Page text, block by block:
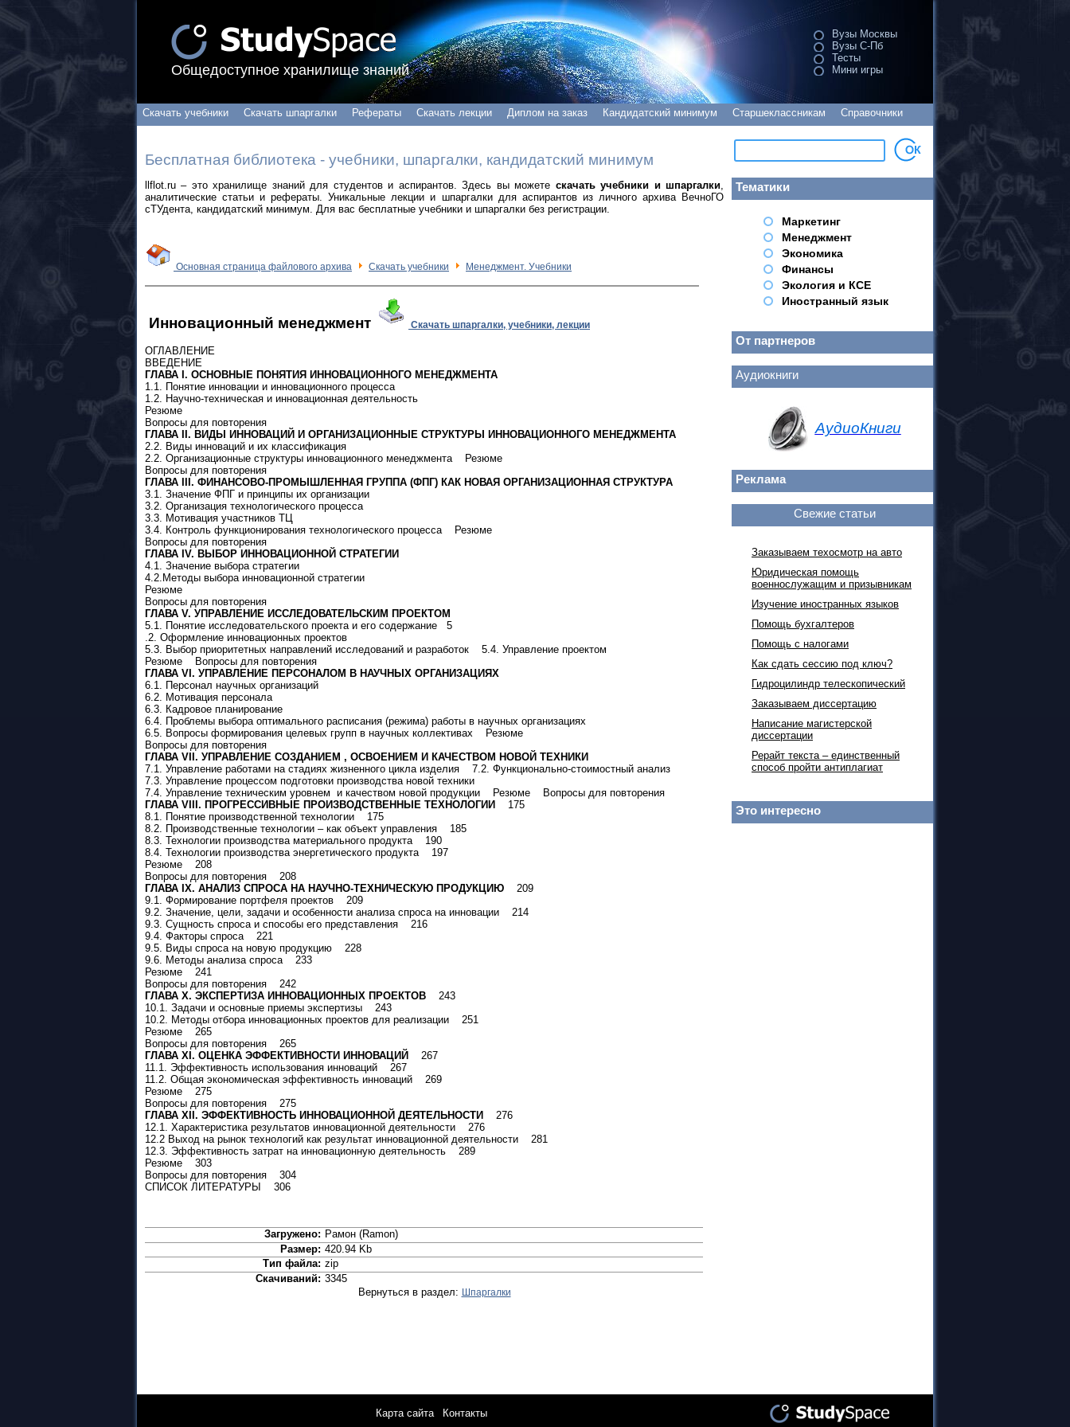
Общедоступное хранилище знаний
Вузы Москвы
Вузы С-Пб
Тесты
Мини игры
Скачать учебники Скачать шпаргалки Рефераты Скачать лекции Диплом на заказ Кандидатский минимум Старшеклассникам Справочники
Бесплатная библиотека - учебники, шпаргалки, кандидатский минимум
llflot.ru – это хранилище знаний для студентов и аспирантов. Здесь вы можете скачать учебники и шпаргалки
аналитические статьи и рефераты. Уникальные лекции и шпаргалки для аспирантов из личного архива ВечноГО
сТУдента, кандидатский минимум. Для вас бесплатные учебники и шпаргалки без регистрации.
Основная страница файлового архива Скачать учебники Менеджмент. Учебники
Инновационный менеджмент Скачать шпаргалки, учебники, лекции
ОГЛАВЛЕНИЕ
ВВЕДЕНИЕ
ГЛАВА I. ОСНОВНЫЕ ПОНЯТИЯ ИННОВАЦИОННОГО МЕНЕДЖМЕНТА
1.1. Понятие инновации и инновационного процесса
1.2. Научно-техническая и инновационная деятельность
Резюме
Вопросы для повторения
ГЛАВА II. ВИДЫ ИННОВАЦИЙ И ОРГАНИЗАЦИОННЫЕ СТРУКТУРЫ ИННОВАЦИОННОГО МЕНЕДЖМЕНТА
2.2. Виды инноваций и их классификация
2.2. Организационные структуры инновационного менеджмента Резюме
Вопросы для повторения
ГЛАВА III. ФИНАНСОВО-ПРОМЫШЛЕННАЯ ГРУППА (ФПГ) КАК НОВАЯ ОРГАНИЗАЦИОННАЯ СТРУКТУРА
3.1. Значение ФПГ и принципы их организации
3.2. Организация технологического процесса
3.3. Мотивация участников ТЦ
3.4. Контроль функционирования технологического процесса Резюме
Вопросы для повторения
ГЛАВА IV. ВЫБОР ИННОВАЦИОННОЙ СТРАТЕГИИ
4.1. Значение выбора стратегии
4.2.Методы выбора инновационной стратегии
Резюме
Вопросы для повторения
ГЛАВА V. УПРАВЛЕНИЕ ИССЛЕДОВАТЕЛЬСКИМ ПРОЕКТОМ
5.1. Понятие исследовательского проекта и его содержание 5
.2. Оформление инновационных проектов
5.3. Выбор приоритетных направлений исследований и разработок 5.4. Управление проектом
Резюме Вопросы для повторения
ГЛАВА VI. УПРАВЛЕНИЕ ПЕРСОНАЛОМ В НАУЧНЫХ ОРГАНИЗАЦИЯХ
6.1. Персонал научных организаций
6.2. Мотивация персонала
6.3. Кадровое планирование
6.4. Проблемы выбора оптимального расписания (режима) работы в научных организациях
6.5. Вопросы формирования целевых групп в научных коллективах Резюме
Вопросы для повторения
ГЛАВА VII. УПРАВЛЕНИЕ СОЗДАНИЕМ , ОСВОЕНИЕМ И КАЧЕСТВОМ НОВОЙ ТЕХНИКИ
7.1. Управление работами на стадиях жизненного цикла изделия 7.2. Функционально-стоимостный анализ
7.3. Управление процессом подготовки производства новой техники
7.4. Управление техническим уровнем и качеством новой продукции Резюме Вопросы для повторения
ГЛАВА VIII. ПРОГРЕССИВНЫЕ ПРОИЗВОДСТВЕННЫЕ ТЕХНОЛОГИИ
175
8.1. Понятие производственной технологии 175
8.2. Производственные технологии – как объект управления 185
8.3. Технологии производства материального продукта 190
8.4. Технологии производства энергетического продукта 197
Резюме 208
Вопросы для повторения 208
ГЛАВА IX. АНАЛИЗ СПРОСА НА НАУЧНО-ТЕХНИЧЕСКУЮ ПРОДУКЦИЮ
209
9.1. Формирование портфеля проектов 209
9.2. Значение, цели, задачи и особенности анализа спроса на инновации 214
9.3. Сущность спроса и способы его представления 216
9.4. Факторы спроса 221
9.5. Виды спроса на новую продукцию 228
9.6. Методы анализа спроса 233
Резюме 241
Вопросы для повторения 242
ГЛАВА X. ЭКСПЕРТИЗА ИННОВАЦИОННЫХ ПРОЕКТОВ
243
10.1. Задачи и основные приемы экспертизы 243
10.2. Методы отбора инновационных проектов для реализации 251
Резюме 265
Вопросы для повторения 265
ГЛАВА ХI. ОЦЕНКА ЭФФЕКТИВНОСТИ ИННОВАЦИЙ
267
11.1. Эффективность использования инноваций 267
11.2. Общая экономическая эффективность инноваций 269
Резюме 275
Вопросы для повторения 275
ГЛАВА ХII. ЭФФЕКТИВНОСТЬ ИННОВАЦИОННОЙ ДЕЯТЕЛЬНОСТИ
276
12.1. Характеристика результатов инновационной деятельности 276
12.2 Выход на рынок технологий как результат инновационной деятельности 281
12.3. Эффективность затрат на инновационную деятельность 289
Резюме 303
Вопросы для повторения 304
СПИСОК ЛИТЕРАТУРЫ 306
Загружено: Рамон (Ramon)
Размер: 420.94 Kb
Тип файла: zip
Скачиваний: 3345
Вернуться в раздел: Шпаргалки
Тематики
Маркетинг
Менеджмент
Экономика
Финансы
Экология и КСЕ
Иностранный язык
От партнеров
Аудиокниги
АудиоКниги
Реклама
Свежие статьи
Заказываем техосмотр на авто
Юридическая помощь
военнослужащим и призывникам
Изучение иностранных языков
Помощь бухгалтеров
Помощь с налогами
Как сдать сессию под ключ?
Гидроцилиндр телескопический
Заказываем диссертацию
Написание магистерской
диссертации
Рерайт текста – единственный
способ пройти антиплагиат
Это интересно
Карта сайта| Контакты